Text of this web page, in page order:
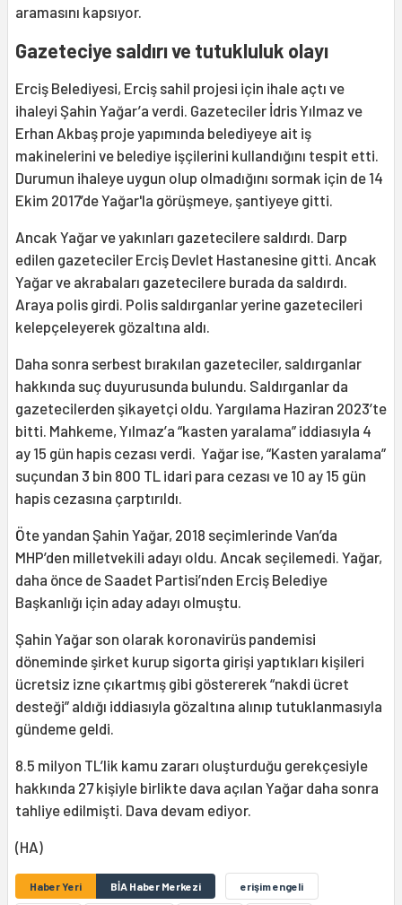
aramasını kapsıyor.
Gazeteciye saldırı ve tutukluluk olayı
Erciş Belediyesi, Erciş sahil projesi için ihale açtı ve
ihaleyi Şahin Yağar’a verdi. Gazeteciler İdris Yılmaz ve
Erhan Akbaş proje yapımında belediyeye ait iş
makinelerini ve belediye işçilerini kullandığını tespit etti.
Durumun ihaleye uygun olup olmadığını sormak için de 14
Ekim 2017’de Yağar'la görüşmeye, şantiyeye gitti.
Ancak Yağar ve yakınları gazetecilere saldırdı. Darp
edilen gazeteciler Erciş Devlet Hastanesine gitti. Ancak
Yağar ve akrabaları gazetecilere burada da saldırdı.
Araya polis girdi. Polis saldırganlar yerine gazetecileri
kelepçeleyerek gözaltına aldı.
Daha sonra serbest bırakılan gazeteciler, saldırganlar
hakkında suç duyurusunda bulundu. Saldırganlar da
gazetecilerden şikayetçi oldu. Yargılama Haziran 2023’te
bitti. Mahkeme, Yılmaz’a “kasten yaralama” iddiasıyla 4
ay 15 gün hapis cezası verdi. Yağar ise, “Kasten yaralama”
suçundan 3 bin 800 TL idari para cezası ve 10 ay 15 gün
hapis cezasına çarptırıldı.
Öte yandan Şahin Yağar, 2018 seçimlerinde Van’da
MHP’den milletvekili adayı oldu. Ancak seçilemedi. Yağar,
daha önce de Saadet Partisi’nden Erciş Belediye
Başkanlığı için aday adayı olmuştu.
Şahin Yağar son olarak koronavirüs pandemisi
döneminde şirket kurup sigorta girişi yaptıkları kişileri
ücretsiz izne çıkartmış gibi göstererek “nakdi ücret
desteği” aldığı iddiasıyla gözaltına alınıp tutuklanmasıyla
gündeme geldi.
8.5 milyon TL’lik kamu zararı oluşturduğu gerekçesiyle
hakkında 27 kişiyle birlikte dava açılan Yağar daha sonra
tahliye edilmişti. Dava devam ediyor.
(HA)
Haber Yeri BİA Haber Merkezi erişim engeli